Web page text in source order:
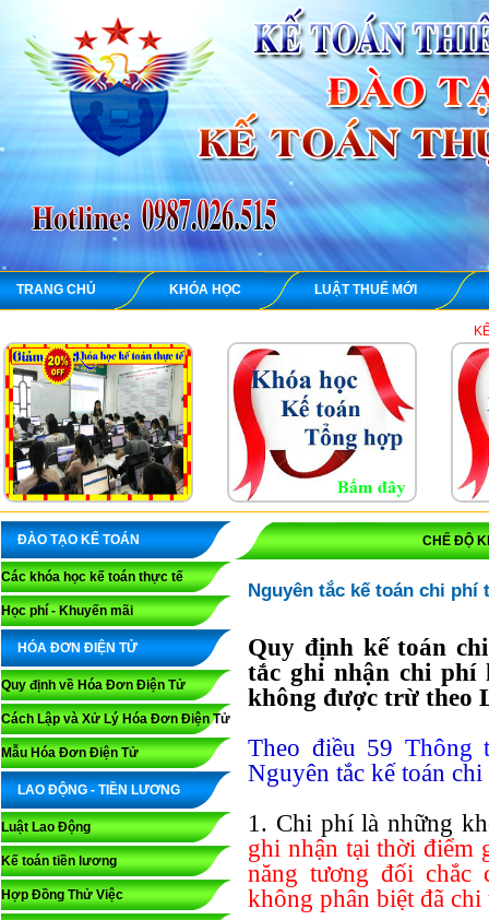
TRANG CHỦ KHÓA HỌC LUẬT THUẾ MỚI
KẾ TOÁN
ĐÀO TẠO KẾ TOÁN
Các khóa học kế toán thực tế
Học phí - Khuyến mãi
HÓA ĐƠN ĐIỆN TỬ
Quy định về Hóa Đơn Điện Tử
Cách Lập và Xử Lý Hóa Đơn Điện Tử
Mẫu Hóa Đơn Điện Tử
LAO ĐỘNG - TIỀN LƯƠNG
Luật Lao Động
Kế toán tiền lương
Hợp Đồng Thử Việc
CHẾ ĐỘ
Nguyên tắc kế toán chi phí
Quy định kế toán
tắc ghi nhận chi phí
không được trừ theo
Theo điều 59 Thông
Nguyên tắc kế toán
1. Chi phí là những
ghi nhận tại thời điểm
năng tương đối chắc
không phân biệt đã chi